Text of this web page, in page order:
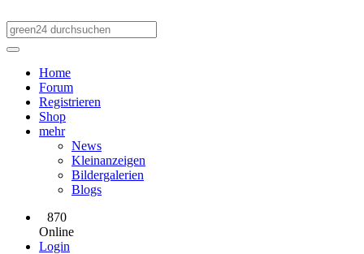
Home
Forum
Registrieren
Shop
mehr
News
Kleinanzeigen
Bildergalerien
Blogs
870
Online
Login